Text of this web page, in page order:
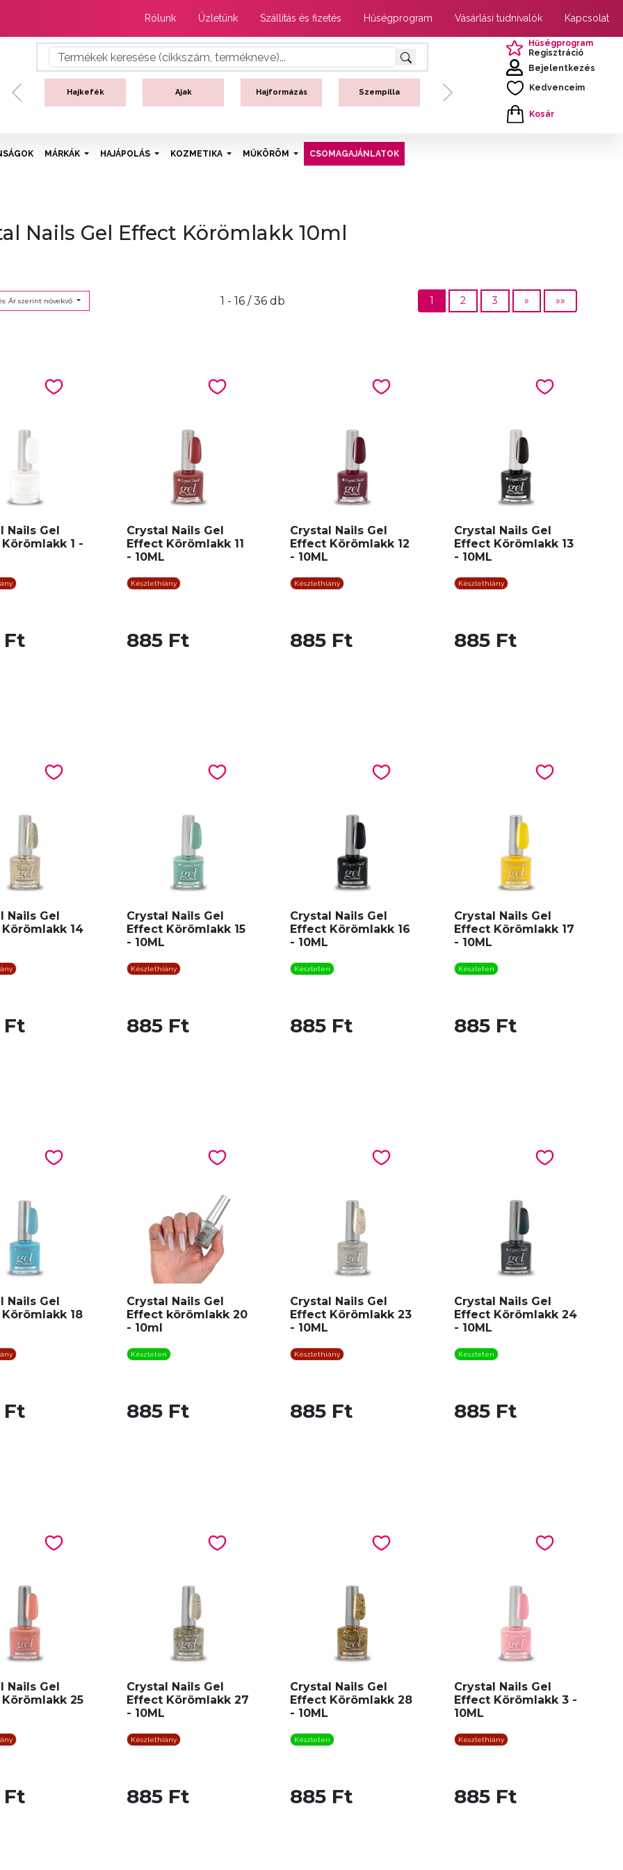
Rólunk Üzletünk Szállítás és fizetés Hűségprogram Vásárlási tudnivalók Kapcsolat
Hajkefék Ajak Hajformázás Szempilla
Previous Next
Hűségprogram
Regisztráció
Bejelentkezés
Kedvenceim
Kosár
MÁRKÁK HAJÁPOLÁS KOZMETIKA MŰKÖRÖM CSOMAGAJÁNLATOK
Nails Gel Effect Körömlakk 10ml
Ár szerint növekvő 1 - 16 / 36 db 1 2 3 » »»
Nails Gel
1 -
Ft
Crystal Nails Gel
Effect Körömlakk 11
- 10ML
Készlethiány
885 Ft
Crystal Nails Gel
Effect Körömlakk 12
- 10ML
Készlethiány
885 Ft
Crystal Nails Gel
Effect Körömlakk 13
- 10ML
Készlethiány
885 Ft
Nails Gel
14
Ft
Crystal Nails Gel
Effect Körömlakk 15
- 10ML
Készlethiány
885 Ft
Crystal Nails Gel
Effect Körömlakk 16
- 10ML
Készleten
885 Ft
Crystal Nails Gel
Effect Körömlakk 17
- 10ML
Készleten
885 Ft
Nails Gel
18
Ft
Crystal Nails Gel
Effect körömlakk 20
- 10ml
Készleten
885 Ft
Crystal Nails Gel
Effect Körömlakk 23
- 10ML
Készlethiány
885 Ft
Crystal Nails Gel
Effect Körömlakk 24
- 10ML
Készleten
885 Ft
Nails Gel
25
Ft
Crystal Nails Gel
Effect Körömlakk 27
- 10ML
Készlethiány
885 Ft
Crystal Nails Gel
Effect Körömlakk 28
- 10ML
Készleten
885 Ft
Crystal Nails Gel
Effect Körömlakk 3 -
10ML
Készlethiány
885 Ft